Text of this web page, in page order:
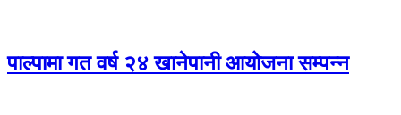
पाल्पामा गत वर्ष २४ खानेपानी आयोजना सम्पन्न